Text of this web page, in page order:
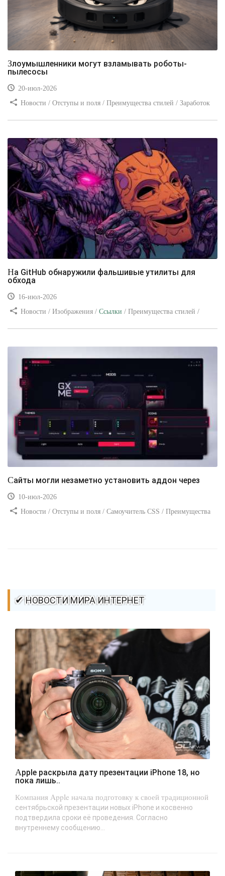
Злоумышленники могут взламывать роботы-
пылесосы
20-июл-2026
Новости / Отступы и поля / Преимущества стилей / Заработок
На GitHub обнаружили фальшивые утилиты для
обхода
16-июл-2026
Новости / Изображения / Ссылки / Преимущества стилей /
Сайты могли незаметно установить аддон через
10-июл-2026
Новости / Отступы и поля / Самоучитель CSS / Преимущества
✔ НОВОСТИ МИРА ИНТЕРНЕТ
Apple раскрыла дату презентации iPhone 18, но
пока лишь..
Компания Apple начала подготовку к своей традиционной
сентябрьской презентации новых iPhone и косвенно
подтвердила сроки её проведения. Согласно
внутреннему сообщению...